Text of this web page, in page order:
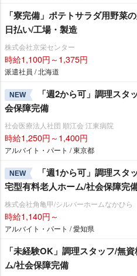
「寮完備」ポテトサラダ用野菜
日払い/工場・製造
株式会社京栄センター
時給1,100円～1,375円
派遣社員 / 北海道
NEW
「週2から可」調理ス
会保障完備
社会医療法人社団 順江会 江東病院
時給1,250円～1,400円
アルバイト・パート / 東京都
NEW
「週1から可」調理ス
宅型有料老人ホーム/社会保障完
株式会社角亀甲/シルバーホームなかひら
時給1,140円～
アルバイト・パート / 愛知県
「未経験OK」調理スタッフ/無
ム/社会保障完備